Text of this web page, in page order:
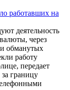
работавших на
деятельность
через
обманутых
работу
передает
границу